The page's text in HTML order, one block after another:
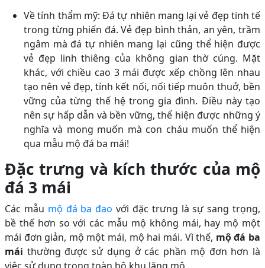
Về tính thẩm mỹ: Đá tự nhiên mang lại vẻ đẹp tinh tế
trong từng phiến đá. Vẻ đẹp bình thản, an yên, trầm
ngâm mà đá tự nhiên mang lại cũng thể hiện được
vẻ đẹp linh thiêng của không gian thờ cúng. Mặt
khác, với chiều cao 3 mái được xếp chồng lên nhau
tạo nên vẻ đẹp, tính kết nối, nối tiếp muôn thuở, bền
vững của từng thế hệ trong gia đình. Điều này tạo
nên sự hấp dẫn và bền vững, thể hiện được những ý
nghĩa và mong muốn mà con cháu muốn thể hiện
qua mẫu mộ đá ba mái!
Đặc trưng và kích thước của mộ
đá 3 mái
Các mẫu mộ đá ba đao với đặc trưng là sự sang trọng,
bề thế hơn so với các mẫu mộ không mái, hay mộ một
mái đơn giản, mộ một mái, mộ hai mái. Vì thế, mộ đá ba
mái thường được sử dụng ở các phần mộ đơn hơn là